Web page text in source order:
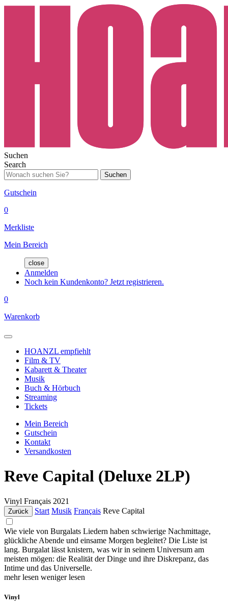
Suchen
Search
Suchen
Gutschein
0
Merkliste
Mein Bereich
close
Anmelden
Noch kein Kundenkonto? Jetzt registrieren.
0
Warenkorb
HOANZL empfiehlt
Film & TV
Kabarett & Theater
Musik
Buch & Hörbuch
Streaming
Tickets
Mein Bereich
Gutschein
Kontakt
Versandkosten
Reve Capital (Deluxe 2LP)
Vinyl Français 2021
Zurück Start Musik Français Reve Capital
Wie viele von Burgalats Liedern haben schwierige Nachmittage,
glückliche Abende und einsame Morgen begleitet? Die Liste ist
lang. Burgalat lässt knistern, was wir in seinem Universum am
meisten mögen: die Realität der Dinge und ihre Diskrepanz, das
Intime und das Universelle.
mehr lesen weniger lesen
Vinyl